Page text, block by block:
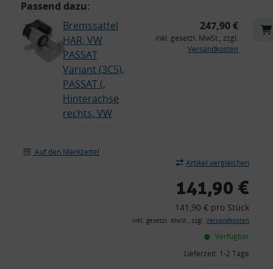
Passend dazu:
Bremssattel
HAR, VW
PASSAT
Variant (3C5),
PASSAT (,
Hinterachse
rechts, VW
247,90 €
inkl. gesetzl. MwSt., zzgl.
Versandkosten
Auf den Merkzettel
Artikel vergleichen
141,90 €
141,90 € pro Stück
inkl. gesetzl. MwSt., zzgl. Versandkosten
Verfügbar
Lieferzeit: 1-2 Tage